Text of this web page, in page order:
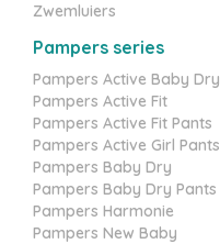
Zwemluiers
Pampers series
Pampers Active Baby Dry
Pampers Active Fit
Pampers Active Fit Pants
Pampers Active Girl Pants
Pampers Baby Dry
Pampers Baby Dry Pants
Pampers Harmonie
Pampers New Baby